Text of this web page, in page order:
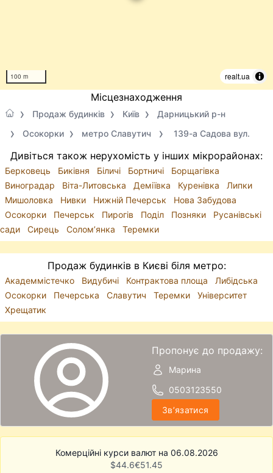
100 m realt.ua
Місцезнаходження
Продаж будинків Київ
Дарницький р-н
Осокорки
метро Славутич 139-а Садова вул.
Дивіться також нерухомість у інших мікрорайонах:
Берковець Биківня Біличі Бортничі
Борщагівка
Виноградар
Віта-Литовська Деміївка Куренівка
Липки
Мишоловка
Нивки Нижній Печерськ
Нова Забудова
Осокорки
Печерськ Пирогів Поділ Позняки
Русанівські
сади
Сирець Солом’янка Теремки
Продаж будинків в Києві біля метро:
Академмістечко Видубичі Контрактова площа
Либідська
Осокорки
Печерська Славутич Теремки
Університет
Хрещатик
Пропонує до продажу:
Марина
0503123550
Звʼязатися
Комерційні курси валют на 06.08.2026
$44.6€51.45